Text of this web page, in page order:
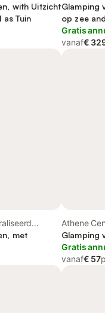
with Uitzicht
as Tuin
Glamping
op zee
Tuin
Gratis
vanaf€
met
Athene
Glamping
Gratis
vanaf€ 57